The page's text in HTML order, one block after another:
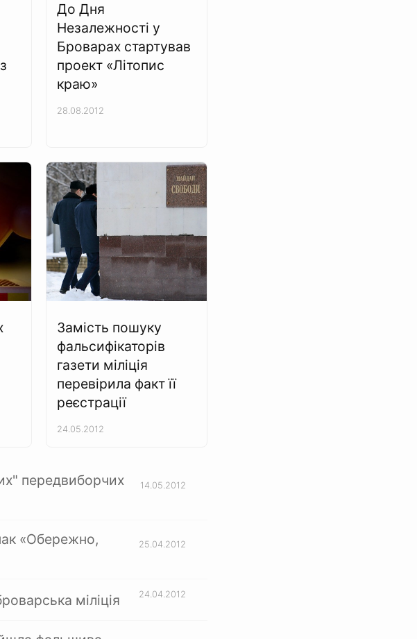
До Дня
Незалежності у
Броварах стартував
проект «Літопис
краю»
28.08.2012
Замість пошуку
фальсифікаторів
газети міліція
перевірила факт її
реєстрації
24.05.2012
передвиборчих
14.05.2012
«Обережно,
25.04.2012
міліція 24.04.2012